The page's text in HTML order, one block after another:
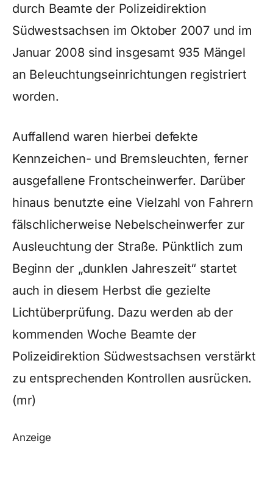
durch Beamte der Polizeidirektion
Südwestsachsen im Oktober 2007 und im
Januar 2008 sind insgesamt 935 Mängel
an Beleuchtungseinrichtungen registriert
worden.
Auffallend waren hierbei defekte
Kennzeichen- und Bremsleuchten, ferner
ausgefallene Frontscheinwerfer. Darüber
hinaus benutzte eine Vielzahl von Fahrern
fälschlicherweise Nebelscheinwerfer zur
Ausleuchtung der Straße. Pünktlich zum
Beginn der „dunklen Jahreszeit“ startet
auch in diesem Herbst die gezielte
Lichtüberprüfung. Dazu werden ab der
kommenden Woche Beamte der
Polizeidirektion Südwestsachsen verstärkt
zu entsprechenden Kontrollen ausrücken.
(mr)
Anzeige